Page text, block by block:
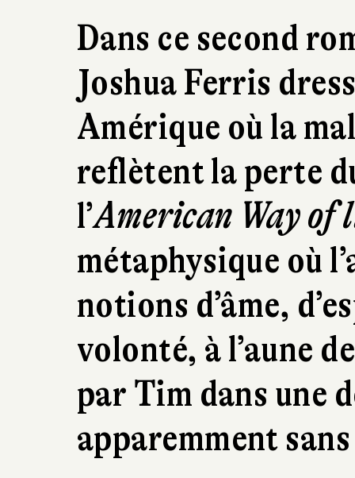
Dans ce second
Joshua Ferris
Amérique où la
reflètent la perte
l’American Way of
métaphysique où
notions d’âme,
volonté, à l’aune
par Tim dans une
apparemment